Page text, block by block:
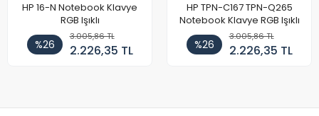
HP 16-N Notebook Klavye
RGB Işıklı
%26
3.005,86 TL
2.226,35 TL
HP TPN-C167 TPN-Q265
Notebook Klavye RGB Işıklı
%26
3.005,86 TL
2.226,35 TL